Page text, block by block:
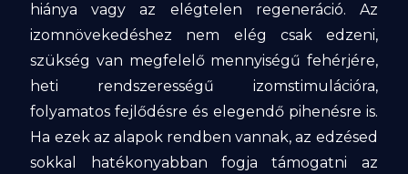
hiánya vagy az elégtelen regeneráció. Az
izomnövekedéshez nem elég csak edzeni,
szükség van megfelelő mennyiségű fehérjére,
heti rendszerességű izomstimulációra,
folyamatos fejlődésre és elegendő pihenésre is.
Ha ezek az alapok rendben vannak, az edzésed
sokkal hatékonyabban fogja támogatni az